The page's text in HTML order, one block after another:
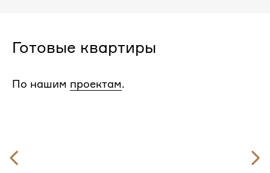
Готовые квартиры
По нашим проектам.